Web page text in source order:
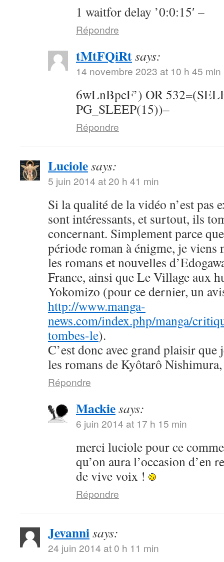
1 waitfor delay ’0:0:15′ –
Répondre
tMtFQiRtsays:
14 novembre 2023 at 10 h 45 min
6wLnBpcF’) OR
PG_SLEEP(15))–
Répondre
Luciolesays:
5 juin 2014 at 20 h 41 min
Si la qualité de la vidéo n’est pas
sont intéressants, et surtout, ils
concernant. Simplement parce
période roman à énigme, je viens
les romans et nouvelles
France, ainsi que Le Village aux
Yokomizo (pour ce dernier, un
http://www.manga-
news.com/index.php/manga/
tombes-le).
C’est donc avec grand plaisir que
les romans de Kyôtarô
Répondre
Mackiesays:
6 juin 2014 at 17 h 15 min
merci luciole pour ce
qu’on aura l’occasion d’en
de vive voix !
Répondre
Jevannisays:
24 juin 2014 at 0 h 11 min